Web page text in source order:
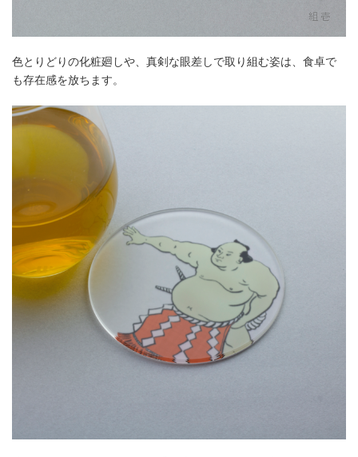
色とりどりの化粧廻しや、真剣な眼差しで取り組む姿は、食卓で
も存在感を放ちます。